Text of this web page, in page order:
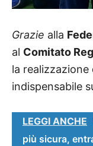
Grazie alla
al Comitato
la
indispensabile
LEGGI ANCHE
più sicura,